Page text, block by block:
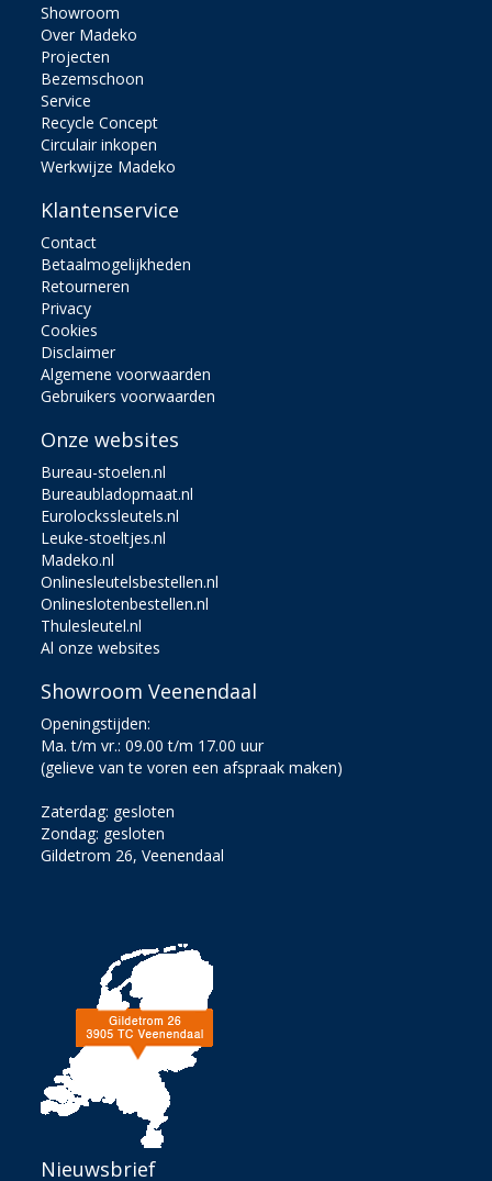
Showroom
Over Madeko
Projecten
Bezemschoon
Service
Recycle Concept
Circulair inkopen
Werkwijze Madeko
Klantenservice
Contact
Betaalmogelijkheden
Retourneren
Privacy
Cookies
Disclaimer
Algemene voorwaarden
Gebruikers voorwaarden
Onze websites
Bureau-stoelen.nl
Bureaubladopmaat.nl
Eurolockssleutels.nl
Leuke-stoeltjes.nl
Madeko.nl
Onlinesleutelsbestellen.nl
Onlineslotenbestellen.nl
Thulesleutel.nl
Al onze websites
Showroom Veenendaal
Openingstijden:
Ma. t/m vr.: 09.00 t/m 17.00 uur
(gelieve van te voren een afspraak maken)
Zaterdag: gesloten
Zondag: gesloten
Gildetrom 26, Veenendaal
Nieuwsbrief